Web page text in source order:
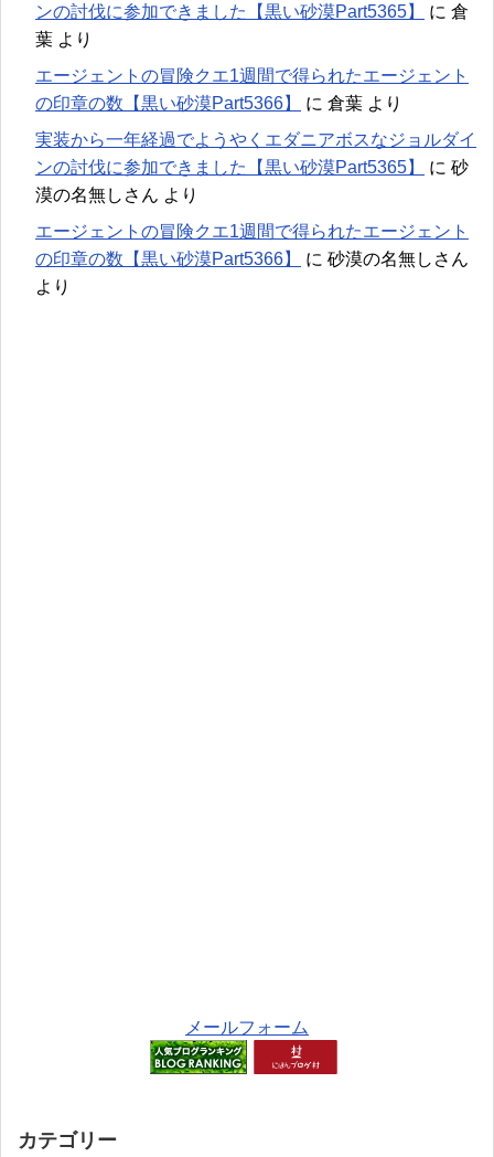
ンの討伐に参加できました【黒い砂漠Part5365】
に 倉
葉 より
エージェントの冒険クエ1週間で得られたエージェント
の印章の数【黒い砂漠Part5366】
に 倉葉 より
実装から一年経過でようやくエダニアボスなジョルダイ
ンの討伐に参加できました【黒い砂漠Part5365】
に 砂
漠の名無しさん より
エージェントの冒険クエ1週間で得られたエージェント
の印章の数【黒い砂漠Part5366】
に 砂漠の名無しさん
より
メールフォーム
カテゴリー